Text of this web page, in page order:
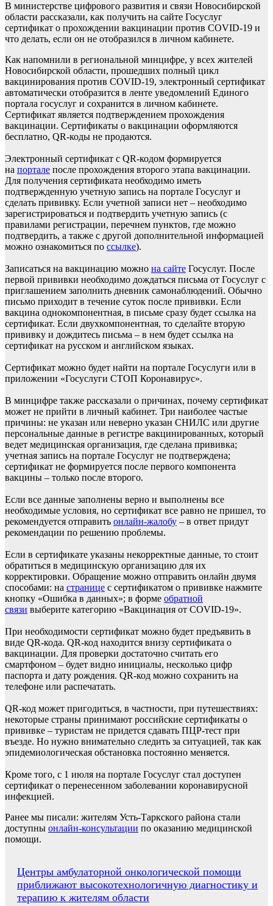
В министерстве цифрового развития и связи Новосибирской
области рассказали, как получить на сайте Госуслуг
сертификат о прохождении вакцинации против COVID-19 и
что делать, если он не отобразился в личном кабинете.
Как напомнили в региональной минцифре, у всех жителей
Новосибирской области, прошедших полный цикл
вакцинирования против COVID-19, электронный сертификат
автоматически отобразится в ленте уведомлений Единого
портала госуслуг и сохранится в личном кабинете.
Сертификат является подтверждением прохождения
вакцинации. Сертификаты о вакцинации оформляются
бесплатно, QR-коды не продаются.
Электронный сертификат с QR-кодом формируется
на портале после прохождения второго этапа вакцинации.
Для получения сертификата необходимо иметь
подтвержденную учетную запись на портале Госуслуг и
сделать прививку. Если учетной записи нет – необходимо
зарегистрироваться и подтвердить учетную запись (с
правилами регистрации, перечнем пунктов, где можно
подтвердить, а также с другой дополнительной информацией
можно ознакомиться по ссылке).
Записаться на вакцинацию можно на сайте Госуслуг. После
первой прививки необходимо дождаться письма от Госуслуг с
приглашением заполнить дневник самонаблюдений. Обычно
письмо приходит в течение суток после прививки. Если
вакцина однокомпонентная, в письме сразу будет ссылка на
сертификат. Если двухкомпонентная, то сделайте вторую
прививку и дождитесь письма – в нем будет ссылка на
сертификат на русском и английском языках.
Сертификат можно будет найти на портале Госуслуги или в
приложении «Госуслуги СТОП Коронавирус».
В минцифре также рассказали о причинах, почему сертификат
может не прийти в личный кабинет. Три наиболее частые
причины: не указан или неверно указан СНИЛС или другие
персональные данные в регистре вакцинированных, который
ведет медицинская организация, где сделана прививка;
учетная запись на портале Госуслуг не подтверждена;
сертификат не формируется после первого компонента
вакцины – только после второго.
Если все данные заполнены верно и выполнены все
необходимые условия, но сертификат все равно не пришел, то
рекомендуется отправить онлайн-жалобу – в ответ придут
рекомендации по решению проблемы.
Если в сертификате указаны некорректные данные, то стоит
обратиться в медицинскую организацию для их
корректировки. Обращение можно отправить онлайн двумя
способами: на странице с сертификатом о прививке нажмите
кнопку «Ошибка в данных»; в форме обратной
связи выберите категорию «Вакцинация от COVID-19».
При необходимости сертификат можно будет предъявить в
виде QR-кода. QR-код находится внизу сертификата о
вакцинации. Для проверки достаточно считать его
смартфоном – будет видно инициалы, несколько цифр
паспорта и дату рождения. QR-код можно сохранить на
телефоне или распечатать.
QR-код может пригодиться, в частности, при путешествиях:
некоторые страны принимают российские сертификаты о
прививке – туристам не придется сдавать ПЦР-тест при
въезде. Но нужно внимательно следить за ситуацией, так как
эпидемиологическая обстановка постоянно меняется.
Кроме того, с 1 июля на портале Госуслуг стал доступен
сертификат о перенесенном заболевании коронавирусной
инфекцией.
Ранее мы писали: жителям Усть-Таркского района стали
доступны онлайн-консультации по оказанию медицинской
помощи.
Навигация
по
Центры амбулаторной онкологической помощи
приближают высокотехнологичную диагностику и
терапию к жителям области